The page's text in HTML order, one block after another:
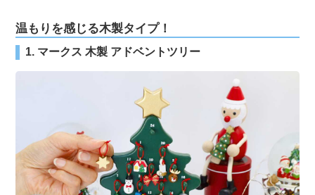
温もりを感じる木製タイプ！
1. マークス 木製 アドベントツリー